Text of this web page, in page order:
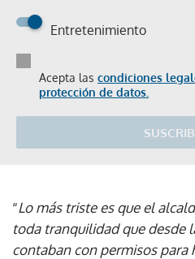
Entretenimiento
Acepta las condiciones
protección de datos.
“Lo más triste es que el
toda tranquilidad que desde
contaban con permisos para